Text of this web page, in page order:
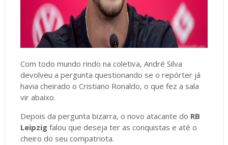
Com todo mundo rindo na coletiva, André Silva
devolveu a pergunta questionando se o repórter já
havia cheirado o Cristiano Ronaldo, o que fez a sala
vir abaixo.
Depois da pergunta bizarra, o novo atacante do RB
Leipzigfalou que deseja ter as conquistas e até o
cheiro do seu compatriota.